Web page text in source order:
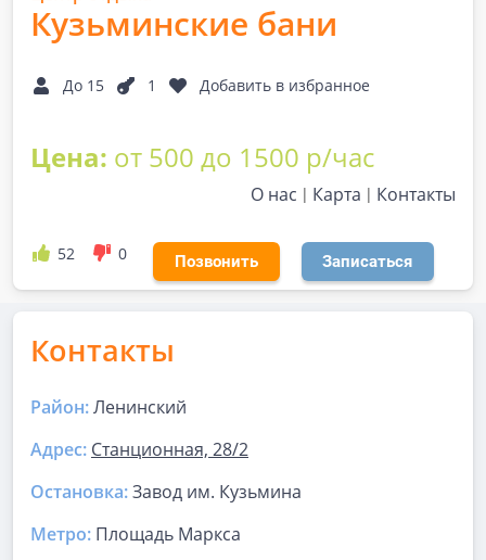
Кузьминские бани
До 15 1 Добавить в избранное
Цена: от 500 до 1500 р/час
О нас Карта Контакты
52 0 Позвонить Записаться
Контакты
Район:Ленинский
Адрес: Станционная, 28/2
Остановка:Завод им. Кузьмина
Метро: Площадь Маркса